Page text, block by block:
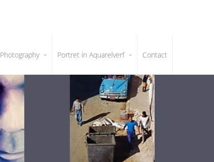
Photography Portret in Aquarelverf Contact